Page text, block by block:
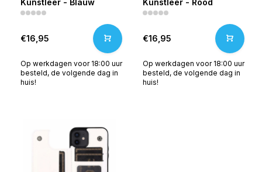
Kunstleer - Blauw
€16,95
Op werkdagen voor 18:00 uur
besteld, de volgende dag in
huis!
Kunstleer - Rood
€16,95
Op werkdagen voor 18:00 uur
besteld, de volgende dag in
huis!